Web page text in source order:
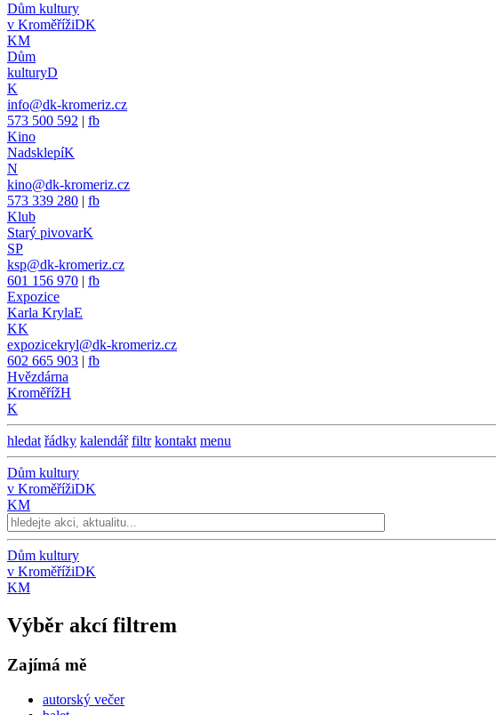
Dům kultury
v KroměřížiDK
KM
Dům
kulturyD
K
info@dk-kromeriz.cz
573 500 592 | fb
Kino
NadsklepíK
N
kino@dk-kromeriz.cz
573 339 280 | fb
Klub
Starý pivovarK
SP
ksp@dk-kromeriz.cz
601 156 970 | fb
Expozice
Karla KrylaE
KK
expozicekryl@dk-kromeriz.cz
602 665 903 | fb
Hvězdárna
KroměřížH
K
hledat řádky kalendář filtr kontakt menu
Dům kultury
v KroměřížiDK
KM
Dům kultury
v KroměřížiDK
KM
Výběr akcí filtrem
Zajímá mě
autorský večer